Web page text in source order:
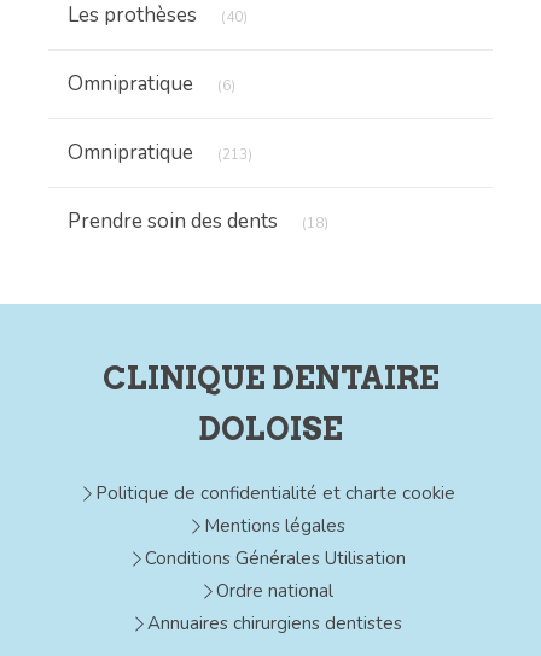
Les prothèses (40)
Omnipratique (6)
Omnipratique (213)
Prendre soin des dents (18)
CLINIQUE DENTAIRE
DOLOISE
Politique de confidentialité et charte cookie
Mentions légales
Conditions Générales Utilisation
Ordre national
Annuaires chirurgiens dentistes